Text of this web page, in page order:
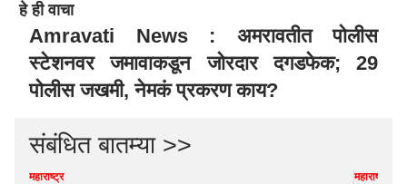
हे ही वाचा
Amravati News : अमरावतीत पोलीस
स्टेशनवर जमावाकडून जोरदार दगडफेक; 29
पोलीस जखमी, नेमकं प्रकरण काय?
संबंधित बातम्या >>
महाराष्ट्र महाराष्ट्र